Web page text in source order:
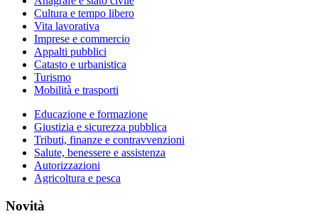
Cultura e tempo libero
Vita lavorativa
Imprese e commercio
Appalti pubblici
Catasto e urbanistica
Turismo
Mobilità e trasporti
Educazione e formazione
Giustizia e sicurezza pubblica
Tributi, finanze e contravvenzioni
Salute, benessere e assistenza
Autorizzazioni
Agricoltura e pesca
Novità